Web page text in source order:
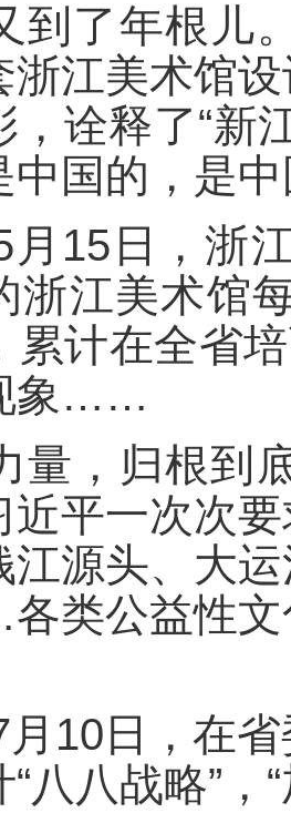
到了年根儿
浙江美术馆
，诠释了“
中国的，是
月15日，浙
浙江美术馆
累计在全省
象……
量，归根到
近平一次次
江源头、大
类公益性
月10日，在
“八八战略”